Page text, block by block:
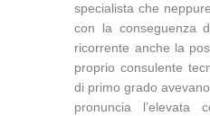
specialista che
con la conseguenza
ricorrente anche la
proprio consulente
di primo grado
pronuncia l’elevata